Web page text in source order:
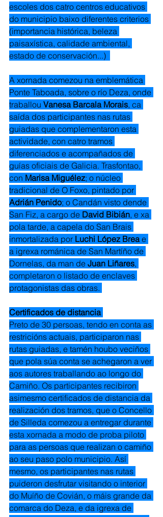
escoles dos catro centros educativos
do municipio baixo diferentes criterios
(importancia histórica, beleza
paisaxística, calidade ambiental,
estado de conservación...)
A xornada comezou na emblemática
Ponte Taboada, sobre o río Deza, onde
traballou Vanesa Barcala Morais, ca
saída dos participantes nas rutas
guiadas que complementaron esta
actividade, con catro tramos
diferenciados e acompañados de
guías oficiais de Galicia. Trasfontao,
con Marisa Miguélez; o núcleo
tradicional de O Foxo, pintado por
Adrián Penido; o Candán visto dende
San Fiz, a cargo de David Bibián, e xa
pola tarde, a capela do San Brais
inmortalizada por Luchi López Brea e
a igrexa románica de San Martíño de
Dornelas, da man de Juan Liñares,
completaron o listado de enclaves
protagonistas das obras.
Certificados de distancia
Preto de 30 persoas, tendo en conta as
restricións actuais, participaron nas
rutas guiadas, e tamén houbo veciños
que pola súa conta se achegaron a ver
aos autores traballando ao longo do
Camiño. Os participantes recibiron
asimesmo certificados de distancia da
realización dos tramos, que o Concello
de Silleda comezou a entregar durante
esta xornada a modo de proba piloto
para as persoas que realizan o camiño
ao seu paso polo municipio. Así
mesmo, os participantes nas rutas
puideron desfrutar visitando o interior
do Muíño de Covián, o máis grande da
comarca do Deza, e da igrexa de